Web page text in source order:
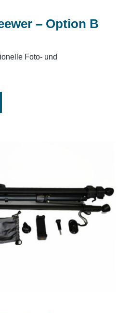
– Option B
Foto- und
zum Aufnehmen von
140cm Stativ